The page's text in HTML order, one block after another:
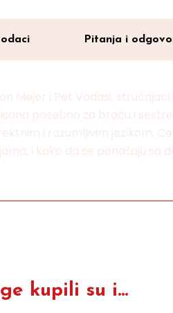
Pitanja i
Mejer i Pet Vadasi,
posebno za braću i
i razumljivim jezikom.
i kako da se ponašaju sa
kupili su i...